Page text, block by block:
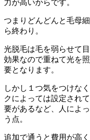
力が高いからです。
つまりどんどんと毛母
ら終わり。
光脱毛は毛を弱らせて
効果なので重ねて光を
要となります。
しかし１つ気をつけな
クによっては設定され
要があるなど、人によ
う点。
追加で通うと費用が高